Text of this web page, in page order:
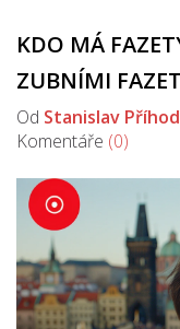
KDO MÁ
ZUBNÍMI
Od Stanislav
Komentáře (0)